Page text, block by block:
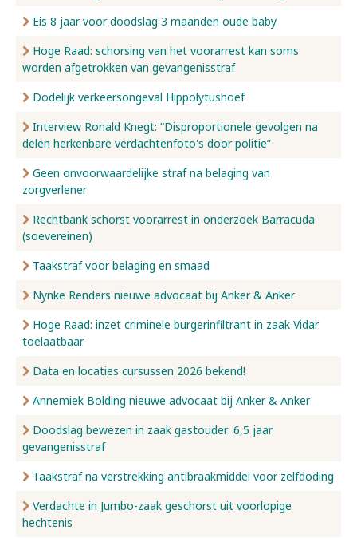
Eis 8 jaar voor doodslag 3 maanden oude baby
Hoge Raad: schorsing van het voorarrest kan soms
worden afgetrokken van gevangenisstraf
Dodelijk verkeersongeval Hippolytushoef
Interview Ronald Knegt: “Disproportionele gevolgen na
delen herkenbare verdachtenfoto's door politie”
Geen onvoorwaardelijke straf na belaging van
zorgverlener
Rechtbank schorst voorarrest in onderzoek Barracuda
(soevereinen)
Taakstraf voor belaging en smaad
Nynke Renders nieuwe advocaat bij Anker & Anker
Hoge Raad: inzet criminele burgerinfiltrant in zaak Vidar
toelaatbaar
Data en locaties cursussen 2026 bekend!
Annemiek Bolding nieuwe advocaat bij Anker & Anker
Doodslag bewezen in zaak gastouder: 6,5 jaar
gevangenisstraf
Taakstraf na verstrekking antibraakmiddel voor zelfdoding
Verdachte in Jumbo-zaak geschorst uit voorlopige
hechtenis